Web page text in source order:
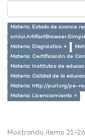
Materia: Estado de avance
Materia: Diagnóstico ×
Materia: Certificación de
Materia: Institutos de
Materia: Calidad de la
Materia: http://purl.org/pe-
Materia: Licenciamiento ×
Mostrando ítems 21-